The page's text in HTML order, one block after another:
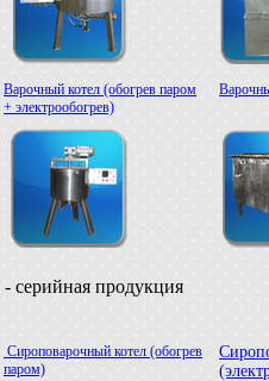
Варочный котел (обогрев паром
+ электрообогрев)
- серийная продукция
Сироповарочный котел (обогрев
паром)